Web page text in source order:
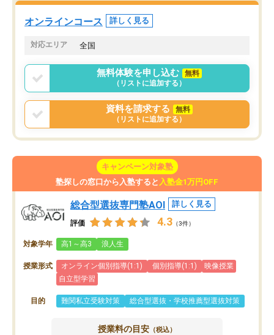
る勉強」から「目標のための勉強」へ
意識が変わったことが、目標校への合
た。自分から学ぶ姿勢を
オンラインコース 詳しく見る
対応エリア 全国
無料体験を申し込む
無料
（リストに追加する）
資料を請求する
無料
（リストに追加する）
キャンペーン対象塾
塾探しの窓口から入塾すると 入塾金1万円OFF
総合型選抜専門塾AOI 詳しく見る
評価 4.3 （3件）
対象学年 高1～高3 浪人生
授業形式 オンライン個別指導(1:1) 個別指導(1:1)
映像授業
自立型学習
目的 難関私立受験対策 総合型選抜・学校推薦型選抜対策
授業料の目安 （税込）